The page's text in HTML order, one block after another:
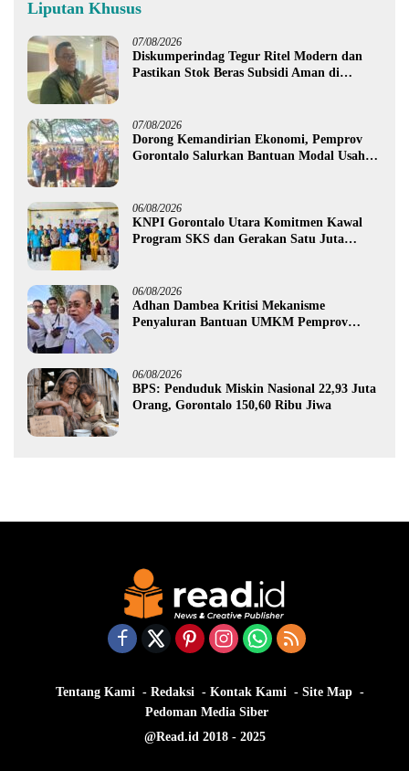
Liputan Khusus
07/08/2026
Diskumperindag Tegur Ritel Modern dan
Pastikan Stok Beras Subsidi Aman di
07/08/2026
Dorong Kemandirian Ekonomi, Pemprov
Gorontalo Salurkan Bantuan Modal Usaha
06/08/2026
KNPI Gorontalo Utara Komitmen Kawal
Program SKS dan Gerakan Satu Juta
06/08/2026
Adhan Dambea Kritisi Mekanisme
Penyaluran Bantuan UMKM Pemprov
06/08/2026
BPS: Penduduk Miskin Nasional 22,93 Juta
Orang, Gorontalo 150,60 Ribu Jiwa
Tentang Kami Redaksi Kontak Kami
Site Map
Pedoman Media Siber
@Read.id 2018 - 2025